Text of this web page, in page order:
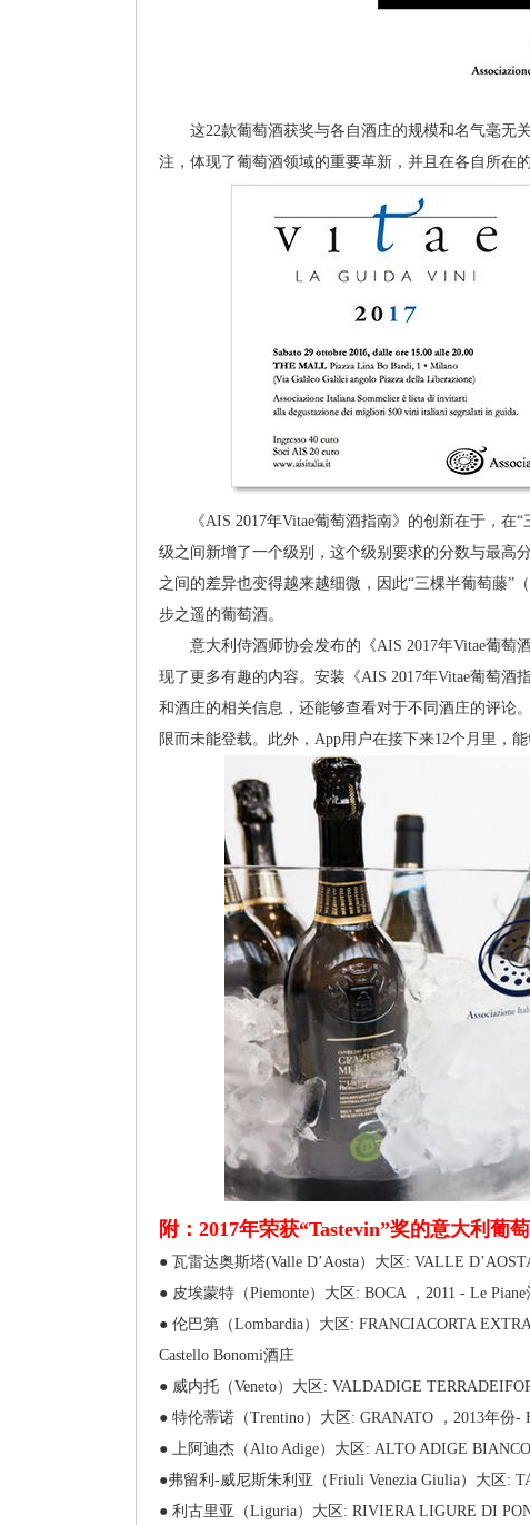
这22款葡萄酒获奖与各自酒庄的规模和名气毫无
注，体现了葡萄酒领域的重要革新，并且在各自所在
《AIS 2017年Vitae葡萄酒指南》的创新在于，在“
级之间新增了一个级别，这个级别要求的分数与最高
之间的差异也变得越来越细微，因此“三棵半葡萄藤”
步之遥的葡萄酒。
意大利侍酒师协会发布的《AIS 2017年Vitae葡萄
现了更多有趣的内容。安装《AIS 2017年Vitae葡萄酒
和酒庄的相关信息，还能够查看对于不同酒庄的评论
限而未能登载。此外，App用户在接下来12个月里，
附：2017年荣获“Tastevin”奖的意大利葡
● 瓦雷达奥斯塔(Valle D’Aosta）大区: VALLE
● 皮埃蒙特（Piemonte）大区: BOCA ，2011 - Le
● 伦巴第（Lombardia）大区: FRANCIACORTA
Castello Bonomi酒庄
● 威内托（Veneto）大区: VALDADIGE
● 特伦蒂诺（Trentino）大区: GRANATO ，2013年份-
● 上阿迪杰（Alto Adige）大区: ALTO ADIGE
●弗留利-威尼斯朱利亚（Friuli Venezia Giulia）大区:
● 利古里亚（Liguria）大区: RIVIERA LIGURE DI